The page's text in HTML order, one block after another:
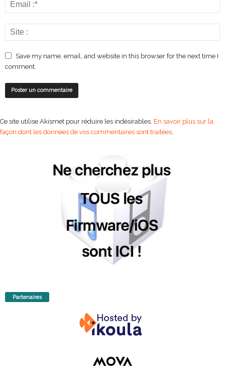
Save my name, email, and website in this browser for the next time I
comment.
Ce site utilise Akismet pour réduire les indésirables. En savoir plus sur la
façon dont les données de vos commentaires sont traitées
Partenaires